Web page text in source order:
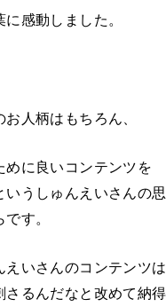
感動しました。
人柄はもちろん、
めに良いコンテンツを
いうしゅんえいさんの
す。
えいさんのコンテンツは
るんだなと改めて納得